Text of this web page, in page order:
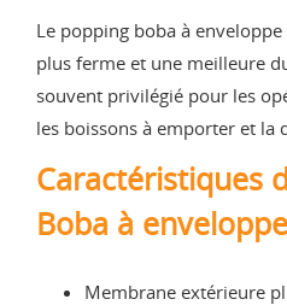
Le popping boba à
plus ferme et une meilleure
souvent privilégié pour les
les boissons à emporter et la
Caractéristiques
Boba à
Membrane extérieure